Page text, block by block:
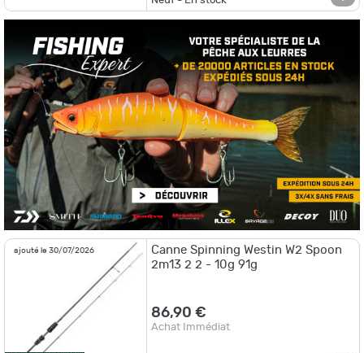
ajouté le 30/07/2026
Canne Spinning Westin W2 Spoon
2m13 2 2 - 10g 91g
86,90 €
Achat Immédiat